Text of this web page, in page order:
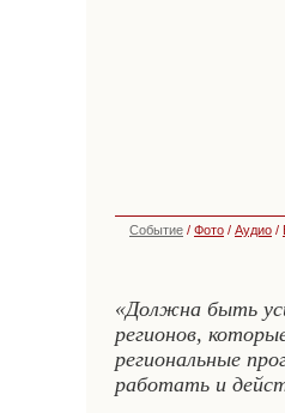
Событие / Фото / Аудио /
«Должна быть
регионов,
региональные
работать и